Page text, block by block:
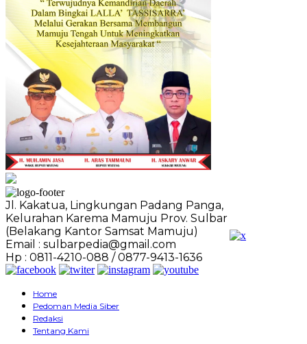
Jl. Kakatua, Lingkungan Padang Panga,
Kelurahan Karema Mamuju Prov. Sulbar
(Belakang Kantor Samsat Mamuju)
Email : sulbarpedia@gmail.com
Hp : 0811-4210-088 / 0877-9413-1636
Home
Pedoman Media Siber
Redaksi
Tentang Kami